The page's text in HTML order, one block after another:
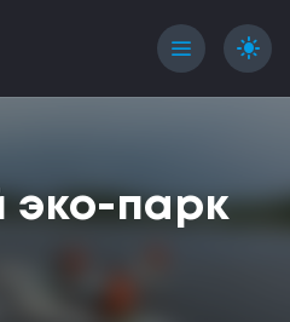
menu light_mode
парк